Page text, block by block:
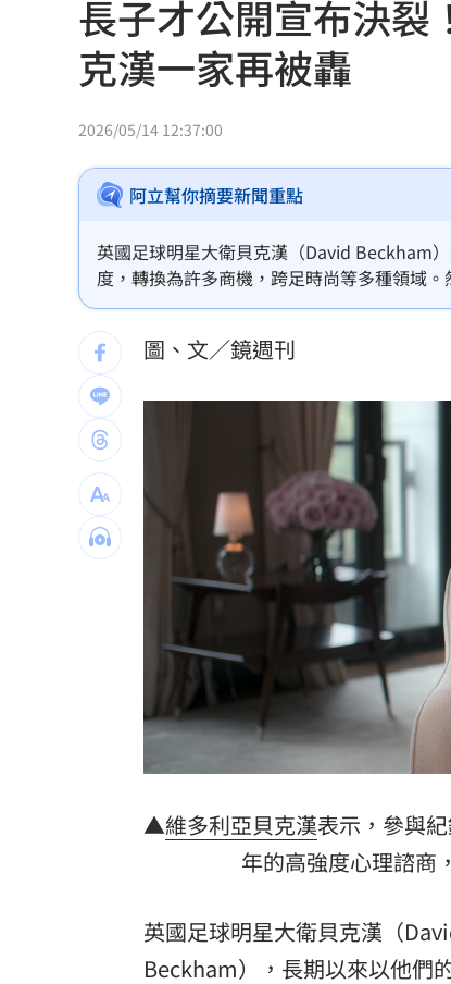
28歲女星無預警生了 閃婚2年迎愛
柯P被點名道歉 陳智菡：陳時中想
摯友「長相激似王凱」王媽眼熟抱著
獨／單親雙寶爸「送貨撞死人」 法
史上三人高分平手 評審直呼：真
竊電24元法官未追討 檢卻為64元電
手機斷訊災情也能傳 台南青年打造
M1A2T桃機演練反空降 淡水河架阻
白海豚對流增強！發海警將破68年
台灣彩券開獎直播中 20:31
LIVE三立+24小時直播 15:27
三立iNEWS新聞台線上直播 18:00
商場戰國來臨 台中「頂奢大道」逐
「拍片人的多重宇宙」職涯論壇9/
理想混蛋號召粉絲跨海追星吃美食！
長子才公開宣布決
克漢一家再被轟
2026/05/14 12:37:00
阿立幫你摘要新聞重點
英國足球明星大衛貝克漢（David Beckham
度，轉換為許多商機，跨足時尚等多種領域
魯克林（Brooklyn）公開跟父母決裂後，現
不上課、企圖進軍美妝產業，讓他們一家人再
圖、文／鏡週刊
▲維多利亞貝克漢表示，參與
年的高強度心理諮商
英國足球明星大衛貝克漢（
Beckham），長期以來以他們